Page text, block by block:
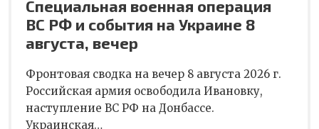
Специальная военная операция
ВС РФ и события на Украине 8
августа, вечер
Фронтовая сводка на вечер 8 августа 2026 г.
Российская армия освободила Ивановку,
наступление ВС РФ на Донбассе.
Украинская…